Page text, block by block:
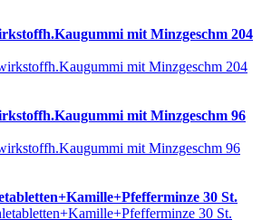
mit Minzgeschm 204
mit Minzgeschm 96
30 St.